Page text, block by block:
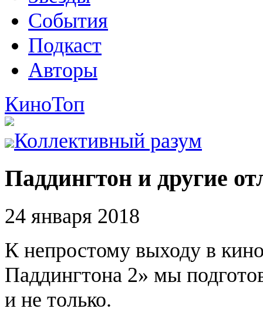
События
Подкаст
Авторы
КиноТоп
Коллективный разум
Паддингтон и другие
24 января 2018
К непростому выходу в
Паддингтона 2» мы
и не только.